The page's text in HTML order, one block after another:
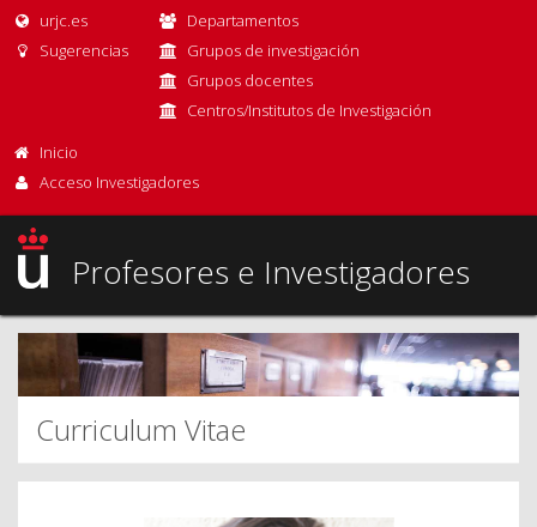
urjc.es
Sugerencias
Departamentos
Grupos de investigación
Grupos docentes
Centros/Institutos de Investigación
Inicio
Acceso Investigadores
Profesores e Investigadores
Curriculum Vitae